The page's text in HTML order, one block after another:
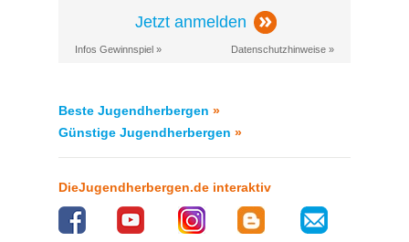
Jetzt anmelden
Infos Gewinnspiel » Datenschutzhinweise »
Beste Jugendherbergen »
Günstige Jugendherbergen »
DieJugendherbergen.de interaktiv